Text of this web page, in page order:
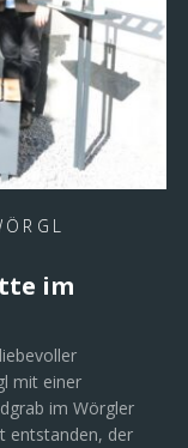
im
mit einer
im Wörgler
entstanden, der